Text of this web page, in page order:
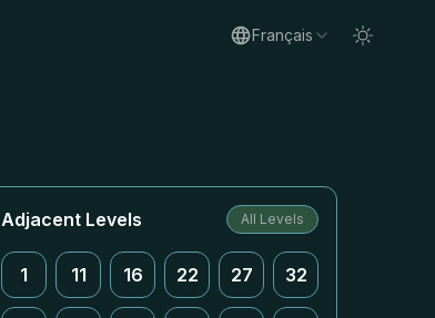
Français
Adjacent Levels All Levels
1 11 16 22 27 32